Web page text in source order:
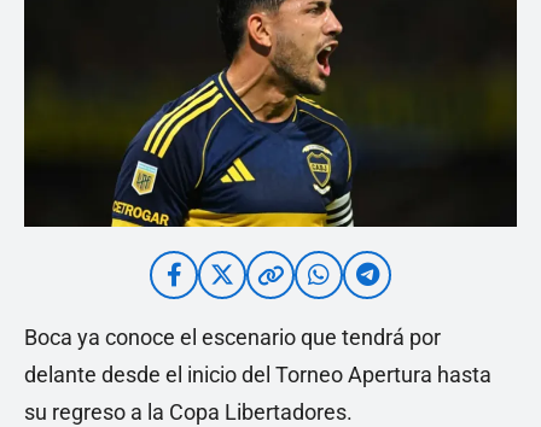
Boca ya conoce el escenario que tendrá por
delante desde el inicio del Torneo Apertura hasta
su regreso a la Copa Libertadores.